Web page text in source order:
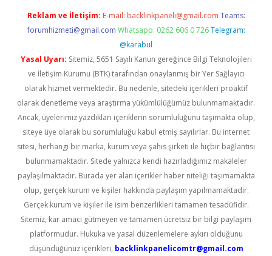
Reklam ve İletişim: E-mail: backlinkpaneli@gmail.com Teams:
forumhizmeti@gmail.com Whatsapp: 0262 606 0 726 Telegram:
@karabul
Yasal Uyarı: Sitemiz, 5651 Sayılı Kanun gereğince Bilgi Teknolojileri
ve İletişim Kurumu (BTK) tarafından onaylanmış bir Yer Sağlayıcı
olarak hizmet vermektedir. Bu nedenle, sitedeki içerikleri proaktif
olarak denetleme veya araştırma yükümlülüğümüz bulunmamaktadır.
Ancak, üyelerimiz yazdıkları içeriklerin sorumluluğunu taşımakta olup,
siteye üye olarak bu sorumluluğu kabul etmiş sayılırlar. Bu internet
sitesi, herhangi bir marka, kurum veya şahıs şirketi ile hiçbir bağlantısı
bulunmamaktadır. Sitede yalnızca kendi hazırladığımız makaleler
paylaşılmaktadır. Burada yer alan içerikler haber niteliği taşımamakta
olup, gerçek kurum ve kişiler hakkında paylaşım yapılmamaktadır.
Gerçek kurum ve kişiler ile isim benzerlikleri tamamen tesadüfidir.
Sitemiz, kar amacı gütmeyen ve tamamen ücretsiz bir bilgi paylaşım
platformudur. Hukuka ve yasal düzenlemelere aykırı olduğunu
düşündüğünüz içerikleri, backlinkpanelicomtr@gmail.com